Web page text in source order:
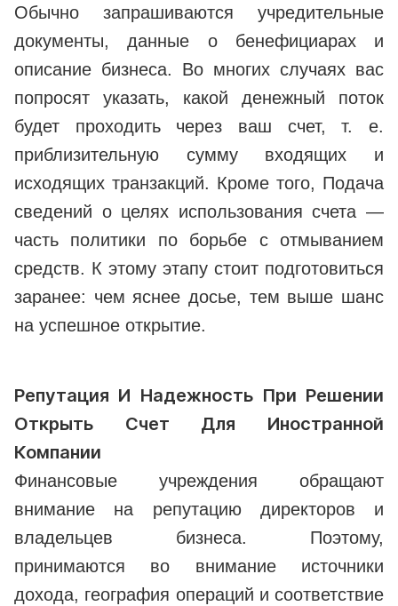
Обычно запрашиваются учредительные
документы, данные о бенефициарах и
описание бизнеса. Во многих случаях вас
попросят указать, какой денежный поток
будет проходить через ваш счет, т. е.
приблизительную сумму входящих и
исходящих транзакций. Кроме того, Подача
сведений о целях использования счета —
часть политики по борьбе с отмыванием
средств. К этому этапу стоит подготовиться
заранее: чем яснее досье, тем выше шанс
на успешное открытие.
Репутация И Надежность При Решении
Открыть Счет Для Иностранной
Компании
Финансовые учреждения обращают
внимание на репутацию директоров и
владельцев бизнеса. Поэтому,
принимаются во внимание источники
дохода, география операций и соответствие